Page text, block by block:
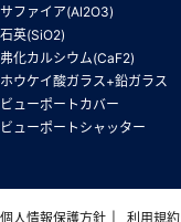
サファイア(Al2O3)
石英(SiO2)
弗化カルシウム(CaF2)
ホウケイ酸ガラス+鉛ガラス
ビューポートカバー
ビューポートシャッター
個人情報保護方針 利用規約